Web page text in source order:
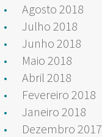
Agosto 2018
Julho 2018
Junho 2018
Maio 2018
Abril 2018
Fevereiro 2018
Janeiro 2018
Dezembro 2017